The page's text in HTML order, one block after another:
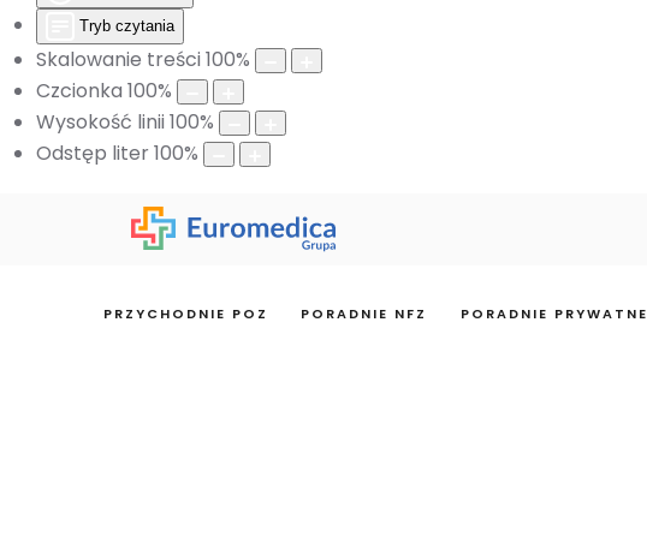
Tryb czytania
Skalowanie treści 100%
Czcionka 100%
Wysokość linii 100%
Odstęp liter100%
PRZYCHODNIE POZ PORADNIE NFZ PORADNIE PRYWATNE